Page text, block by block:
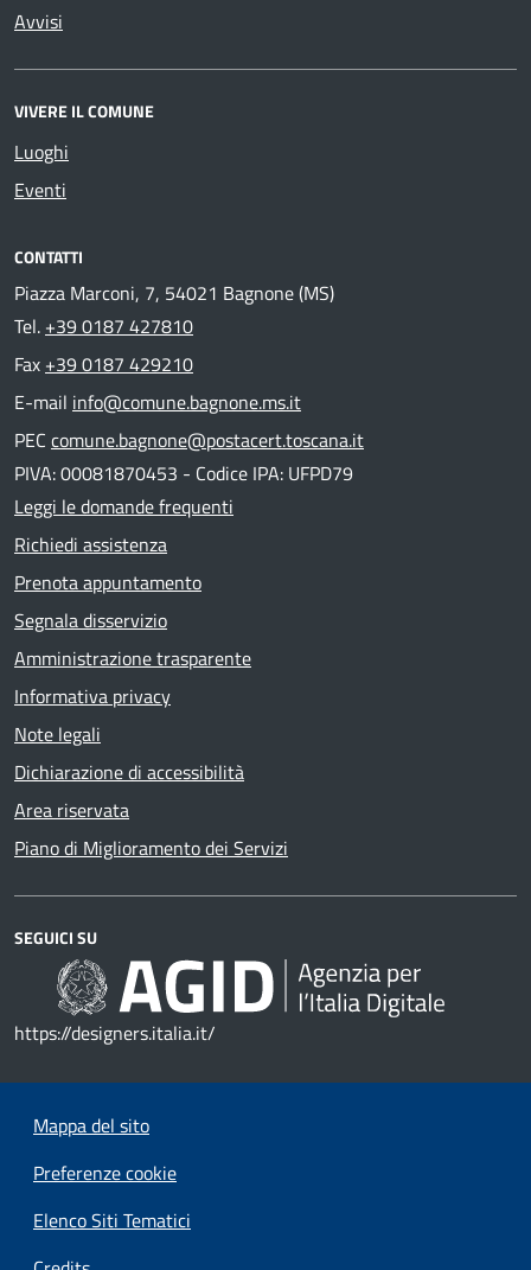
Avvisi
VIVERE IL COMUNE
Luoghi
Eventi
CONTATTI
Piazza Marconi, 7, 54021 Bagnone (MS)
Tel. +39 0187 427810
Fax +39 0187 429210
E-mail info@comune.bagnone.ms.it
PEC comune.bagnone@postacert.toscana.it
PIVA: 00081870453 - Codice IPA: UFPD79
Leggi le domande frequenti
Richiedi assistenza
Prenota appuntamento
Segnala disservizio
Amministrazione trasparente
Informativa privacy
Note legali
Dichiarazione di accessibilità
Area riservata
Piano di Miglioramento dei Servizi
SEGUICI SU
https://designers.italia.it/
Mappa del sito
Preferenze cookie
Elenco Siti Tematici